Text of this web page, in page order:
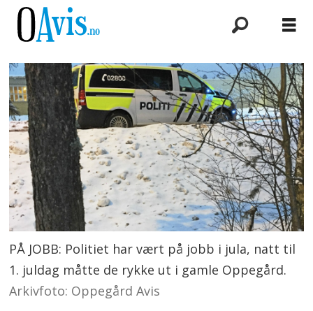
PÅ JOBB: Politiet har vært på jobb i jula, natt til
1. juldag måtte de rykke ut i gamle Oppegård.
Arkivfoto: Oppegård Avis